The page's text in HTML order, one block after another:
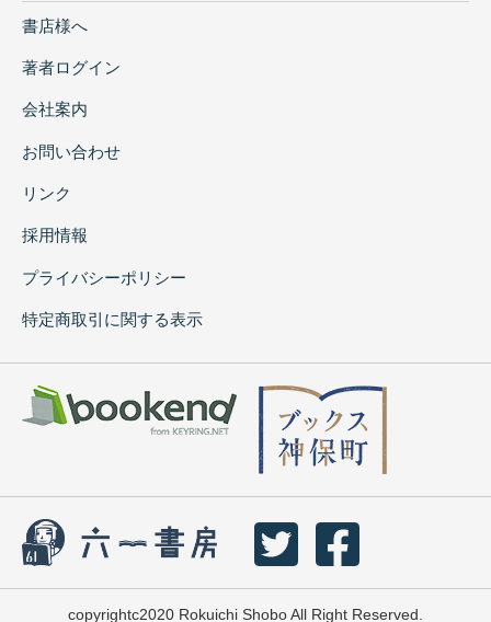
書店様へ
著者ログイン
会社案内
お問い合わせ
リンク
採用情報
プライバシーポリシー
特定商取引に関する表示
copyrightc2020 Rokuichi Shobo All Right Reserved.